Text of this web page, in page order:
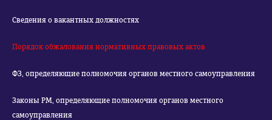
Сведения о вакантных должностях
Порядок обжалования нормативных правовых актов
ФЗ, определяющие полномочия органов местного самоуправления
Законы РМ, определяющие полномочия органов местного
самоуправления